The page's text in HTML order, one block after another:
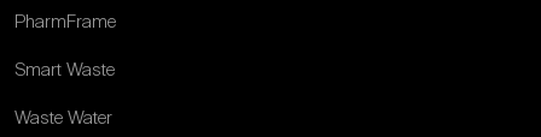
PharmFrame
Smart Waste
Waste Water